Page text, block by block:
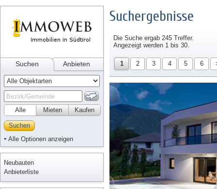
Suchen Anbieten
Alle Kaufen
Mieten
Suchen
Alle Optionen anzeigen
Neubauten
Anbieterliste
Suchergebnisse
Die Suche ergab 245 Treffer.
Angezeigt werden 1 bis 30.
1 2 3 4 5 6